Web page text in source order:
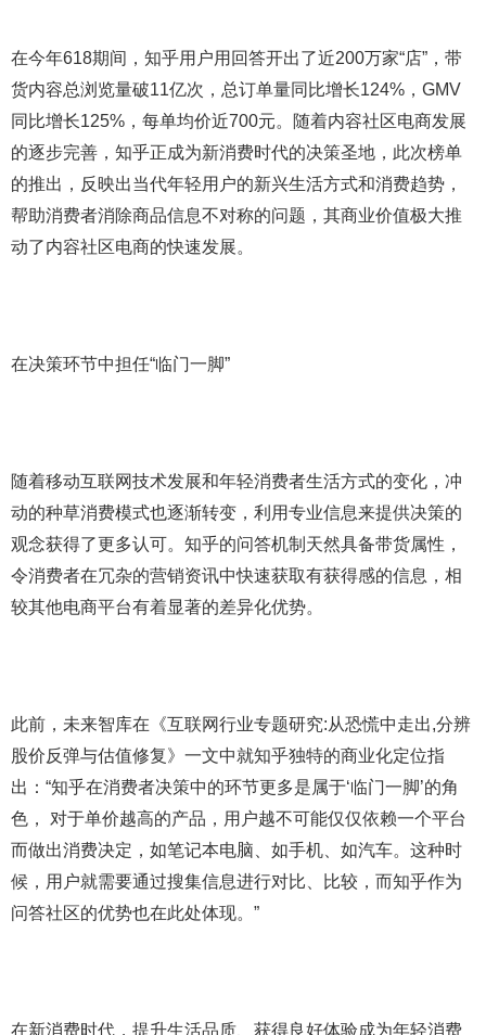
在今年618期间，知乎用户用回答开出了近200万家“店”，带
货内容总浏览量破11亿次，总订单量同比增长124%，GMV
同比增长125%，每单均价近700元。随着内容社区电商发展
的逐步完善，知乎正成为新消费时代的决策圣地，此次榜单
的推出，反映出当代年轻用户的新兴生活方式和消费趋势，
帮助消费者消除商品信息不对称的问题，其商业价值极大推
动了内容社区电商的快速发展。
在决策环节中担任“临门一脚”
随着移动互联网技术发展和年轻消费者生活方式的变化，冲
动的种草消费模式也逐渐转变，利用专业信息来提供决策的
观念获得了更多认可。知乎的问答机制天然具备带货属性，
令消费者在冗杂的营销资讯中快速获取有获得感的信息，相
较其他电商平台有着显著的差异化优势。
此前，未来智库在《互联网行业专题研究:从恐慌中走出,分辨
股价反弹与估值修复》一文中就知乎独特的商业化定位指
出：“知乎在消费者决策中的环节更多是属于‘临门一脚’的角
色， 对于单价越高的产品，用户越不可能仅仅依赖一个平台
而做出消费决定，如笔记本电脑、如手机、如汽车。这种时
候，用户就需要通过搜集信息进行对比、比较，而知乎作为
问答社区的优势也在此处体现。”
在新消费时代，提升生活品质、获得良好体验成为年轻消费